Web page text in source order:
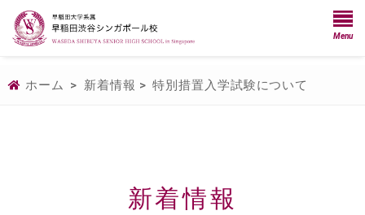
Menu
ホーム > 新着情報 >特別措置入学試験について
新着情報